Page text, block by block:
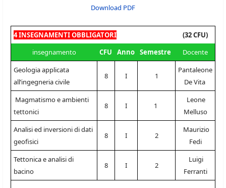
Download PDF
4 INSEGNAMENTI OBBLIGATORI
(32 CFU)
insegnamento
CFU Anno Semestre
Docente
Geologia applicata
all’ingegneria civile
8 I 1
Pantaleone
De Vita
Magmatismo e ambienti
tettonici
8 I 1
Leone
Melluso
Analisi ed inversioni di dati
geofisici
8 I 2
Maurizio
Fedi
Tettonica e analisi di
bacino
8 I 2
Luigi
Ferranti